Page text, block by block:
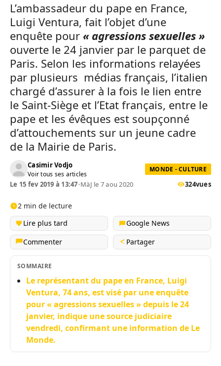
L’ambassadeur du pape en France,
Luigi Ventura, fait l’objet d’une
enquête pour « agressions sexuelles »
ouverte le 24 janvier par le parquet de
Paris. Selon les informations relayées
par plusieurs médias français, l’italien
chargé d’assurer à la fois le lien entre
le Saint-Siège et l’Etat français, entre le
pape et les évêques est soupçonné
d’attouchements sur un jeune cadre
de la Mairie de Paris.
Casimir Vodjo
Voir tous ses articles
MONDE - CULTURE
Le 15 fev 2019 à 13:47•MàJ le 7 aou 2020 324vues
2 min de lecture
Lire plus tard
Google News
Commenter
Partager
SOMMAIRE
Le représentant du pape en France, Luigi
Ventura, 74 ans, est visé par une enquête
pour « agressions sexuelles » depuis le 24
janvier, indique une source judiciaire
vendredi, confirmant une information de Le
Monde.